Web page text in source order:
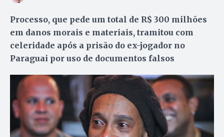
Processo, que pede um total de R$ 300 milhões
em danos morais e materiais, tramitou com
celeridade após a prisão do ex-jogador no
Paraguai por uso de documentos falsos